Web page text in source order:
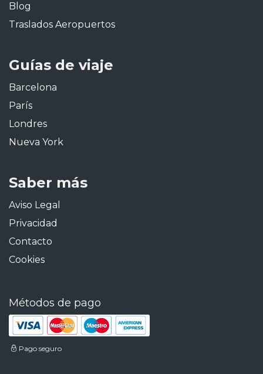
Blog
Traslados Aeropuertos
Guías de viaje
Barcelona
París
Londres
Nueva York
Saber más
Aviso Legal
Privacidad
Contacto
Cookies
Métodos de pago
Pago seguro